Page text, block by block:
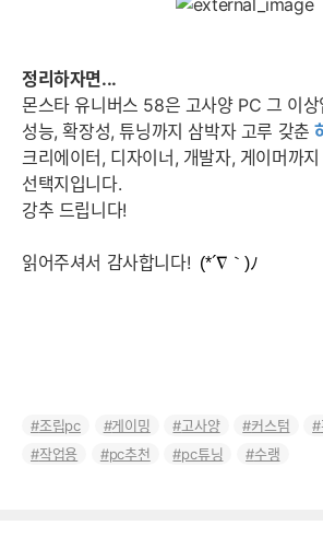
정리하자면...
몬스타 유니버스 58은 고사양 PC 그 이상
성능, 확장성, 튜닝까지 삼박자 고루 갖춘
크리에이터, 디자이너, 개발자, 게이머까
선택지입니다.
강추 드립니다!
읽어주셔서 감사합니다! (*´∇｀)ﾉ
조립pc 게이밍 고사양 커스텀
작업용
pc추천 pc튜닝 수랭